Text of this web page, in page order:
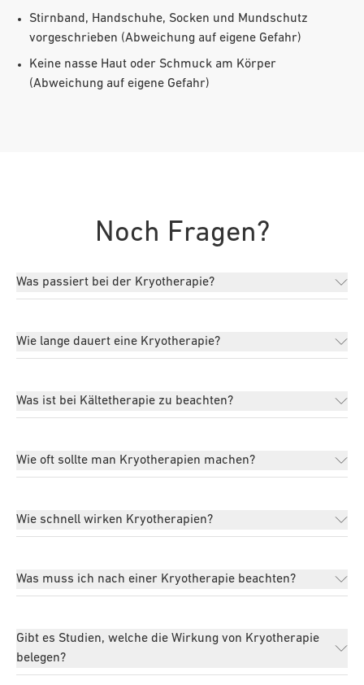
Stirnband, Handschuhe, Socken und Mundschutz
vorgeschrieben (Abweichung auf eigene Gefahr)
Keine nasse Haut oder Schmuck am Körper
(Abweichung auf eigene Gefahr)
Noch Fragen?
Was passiert bei der Kryotherapie?
Wie lange dauert eine Kryotherapie?
Was ist bei Kältetherapie zu beachten?
Wie oft sollte man Kryotherapien machen?
Wie schnell wirken Kryotherapien?
Was muss ich nach einer Kryotherapie beachten?
Gibt es Studien, welche die Wirkung von Kryotherapie
belegen?